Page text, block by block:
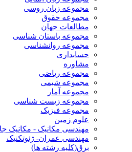
مجموعه زبان روسی
مجموعه حقوق
مطالعات جهان
مجموعه باستان شناسی
مجموعه روانشناسی
حسابداری
مشاوره
مجموعه ریاضی
مجموعه شیمی
مجموعه آمار
مجموعه زیست شناسی
مجموعه فیزیک
علوم زمین
مهندسی مکانیک - مکانیک
مهندسی عمران- ژئوتکنیک
برق(کلیه رشته ها)